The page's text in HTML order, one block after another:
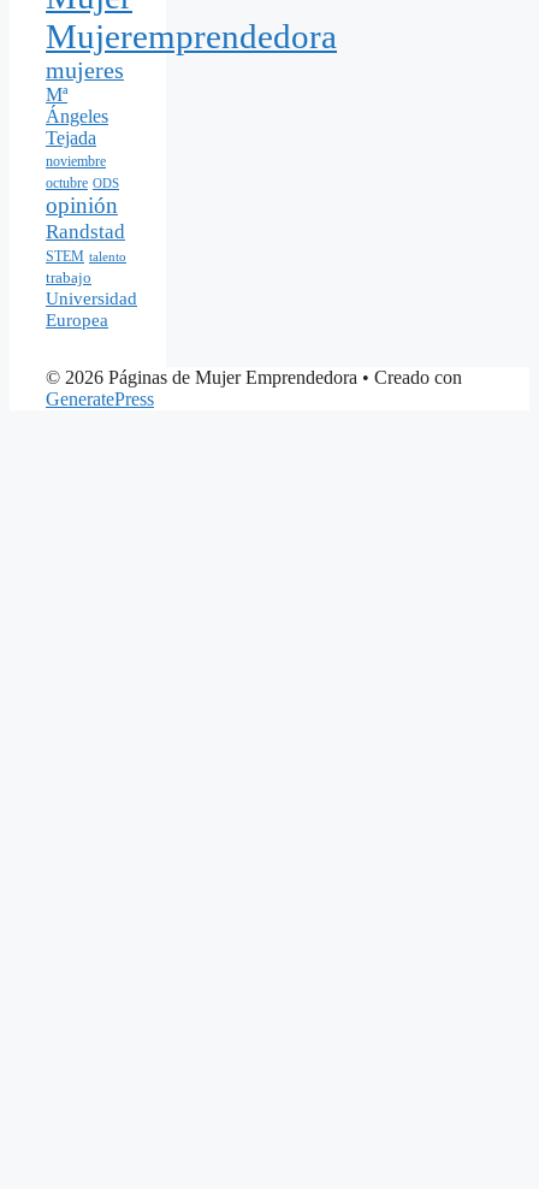
Mujeremprendedora
mujeres
Mª
Ángeles
Tejada
noviembre
octubre ODS
opinión
Randstad
STEM talento
trabajo
Universidad
Europea
© 2026 Páginas de Mujer Emprendedora • Creado con
GeneratePress